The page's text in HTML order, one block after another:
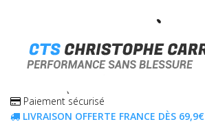
Paiement sécurisé
LIVRAISON OFFERTE FRANCE DÈS 69,9€